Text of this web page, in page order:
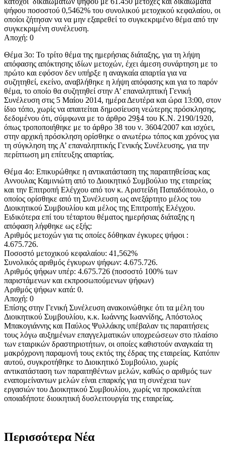
ψήφου ποσοστού 0,5462% του συνολικού μετοχικού κεφαλαίου, οι
οποίοι ζήτησαν να να μην εξαιρεθεί το συγκεκριμένο θέμα από την
συγκεκριμένη συνέλευση.
Αποχή: 0
Θέμα 3ο: Το τρίτο θέμα της ημερήσιας διάταξης, για τη λήψη
απόφασης απόκτησης ιδίων μετοχών, έχει άμεση συνάρτηση με το
πρώτο και εφόσον δεν υπήρξε η αναγκαία απαρτία για να
συζητηθεί, εκείνο, αναβλήθηκε η λήψη απόφασης και για το παρόν
θέμα, το οποίο θα συζητηθεί στην Α’ επαναληπτική Γενική
Συνέλευση στις 5 Μαίου 2014, ημέρα Δευτέρα και ώρα 13:00, στον
ίδιο τόπο, χωρίς να απαιτείται δημοσίευση νεώτερης πρόσκλησης,
δεδομένου ότι, σύμφωνα με το άρθρο 29§4 του Κ.Ν. 2190/1920,
όπως τροποποιήθηκε με το άρθρο 38 του ν. 3604/2007 και ισχύει,
στην αρχική πρόσκληση ορίσθηκε ο ανωτέρω τόπος και χρόνος για
τη σύγκληση της Α’ επαναληπτικής Γενικής Συνέλευσης, για την
περίπτωση μη επίτευξης απαρτίας.
Θέμα 4ο: Επικυρώθηκε η αντικατάσταση της παραιτηθείσας κας
Αννουλας Καμινιώτη από το Διοικητικό Συμβούλιο της εταιρείας
και την Επιτροπή Ελέγχου από τον κ. Αριστείδη Παπαδόπουλο, ο
οποίος ορίσθηκε από τη Συνέλευση ως ανεξάρτητο μέλος του
Διοικητικού Συμβουλίου και μέλος της Επιτροπής Ελέγχου.
Ειδικότερα επί του τέταρτου θέματος ημερήσιας διάταξης η
απόφαση λήφθηκε ως εξής:
Αριθμός μετοχών για τις οποίες δόθηκαν έγκυρες ψήφοι :
4.675.726.
Ποσοστό μετοχικού κεφαλαίου: 41,562%
Συνολικός αριθμός έγκυρων ψήφων: 4.675.726.
Αριθμός ψήφων υπέρ: 4.675.726 (ποσοστό 100% των
παριστάμενων και εκπροσωπούμενων ψήφων)
Αριθμός ψήφων κατά: 0.
Αποχή: 0
Επίσης στην Γενική Συνέλευση ανακοινώθηκε ότι τα μέλη του
Διοικητικού Συμβουλίου, κ.κ. Ιωάννης Ιωαννίδης, Απόστολος
Μπακογιάννης και Παύλος Ψυλλάκης υπέβαλαν τις παραιτήσεις
τους λόγω αυξημένων επαγγελματικών υποχρεώσεων στο πλαίσιο
των εταιρικών δραστηριοτήτων, οι οποίες καθιστούν αναγκαία τη
μακρόχρονη παραμονή τους εκτός της έδρας της εταιρείας. Κατόπιν
αυτού, συγκροτήθηκε το Διοικητικό Συμβούλιο, χωρίς
αντικατάσταση των παραιτηθέντων μελών, καθώς ο αριθμός των
εναπομείναντων μελών είναι επαρκής για τη συνέχεια των
εργασιών του Διοικητικού Συμβουλίου, χωρίς να προκαλείται
οποιαδήποτε διοικητική δυσλειτουργία της εταιρείας.
Περισσότερα Νέα